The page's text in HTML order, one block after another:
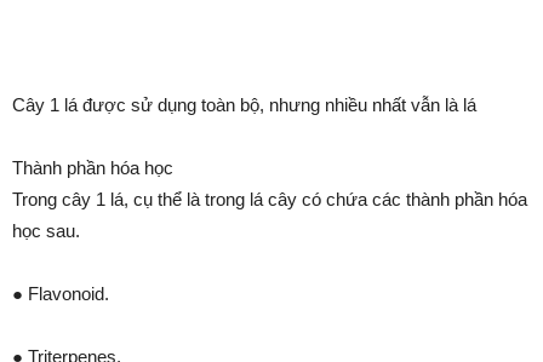
Cây 1 lá được sử dụng toàn bộ, nhưng nhiều nhất vẫn là lá
Thành phần hóa học
Trong cây 1 lá, cụ thể là trong lá cây có chứa các thành phần hóa
học sau.
● Flavonoid.
● Triterpenes.